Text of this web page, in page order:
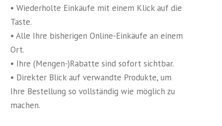
• Wiederholte Einkäufe mit einem Klick auf die
Taste.
• Alle Ihre bisherigen Online-Einkäufe an einem
Ort.
• Ihre (Mengen-)Rabatte sind sofort sichtbar.
• Direkter Blick auf verwandte Produkte, um
Ihre Bestellung so vollständig wie möglich zu
machen.